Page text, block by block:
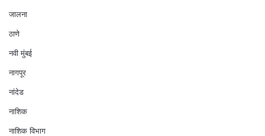
जालना
ठाणे
नवी मुंबई
नागपूर
नांदेड
नाशिक
नाशिक विभाग